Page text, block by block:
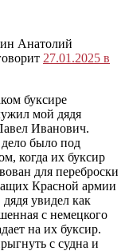
Анатолий
27.01.2025 в
буксире
мой дядя
Иванович.
было под
когда их буксир
для переброски
Красной армии
дядя увидел как
с немецкого
на их буксир.
с судна и